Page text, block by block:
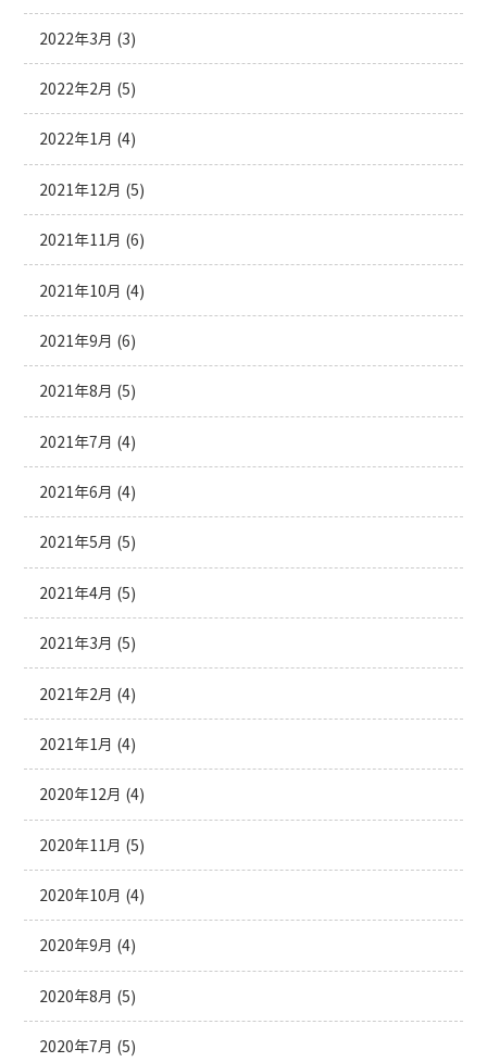
2022年3月 (3)
2022年2月 (5)
2022年1月 (4)
2021年12月 (5)
2021年11月 (6)
2021年10月 (4)
2021年9月 (6)
2021年8月 (5)
2021年7月 (4)
2021年6月 (4)
2021年5月 (5)
2021年4月 (5)
2021年3月 (5)
2021年2月 (4)
2021年1月 (4)
2020年12月 (4)
2020年11月 (5)
2020年10月 (4)
2020年9月 (4)
2020年8月 (5)
2020年7月 (5)